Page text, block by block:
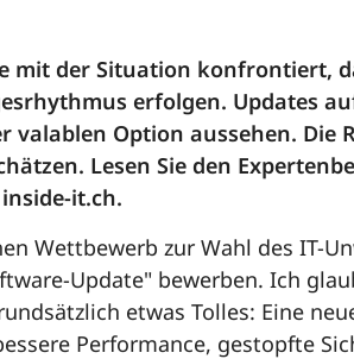
mit der Situation konfrontiert,
erfolgen. Updates
valablen Option aussehen. Die
Lesen Sie den
it.ch.
Wettbewerb zur Wahl des IT-
Update" bewerben. Ich
etwas Tolles: Eine
Performance, gestopfte